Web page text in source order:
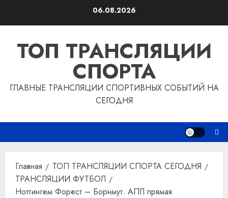
06.08.2026
ТОП ТРАНСЛЯЦИИ
СПОРТА
ГЛАВНЫЕ ТРАНСЛЯЦИИ СПОРТИВНЫХ СОБЫТИЙ НА
СЕГОДНЯ
Главная
ТОП ТРАНСЛЯЦИИ СПОРТА СЕГОДНЯ
ТРАНСЛЯЦИИ ФУТБОЛ
Ноттингем Форест – Борнмут. АПЛ прямая